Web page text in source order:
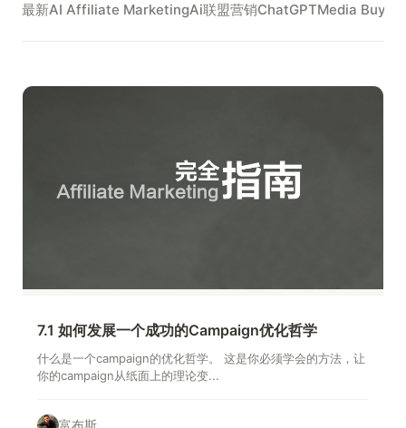
最新AI Affiliate MarketingAi联盟营销ChatGPTMedia Buy
7.1 如何发展一个成功的Campaign优化哲学
什么是一个campaign的优化哲学。 这是你必须学会的方法，让
你的campaign从纸面上的理论变...
富布斯